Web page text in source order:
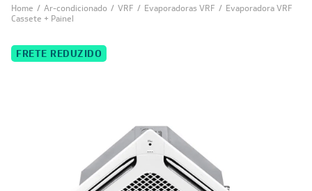
Home / Ar-condicionado / VRF / Evaporadoras VRF / Evaporadora VRF
Cassete + Painel
FRETE REDUZIDO